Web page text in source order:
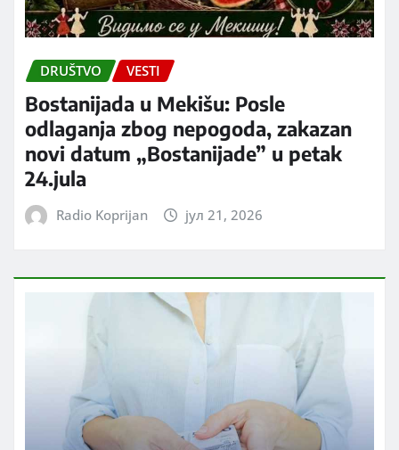
DRUŠTVO VESTI
Bostanijada u Mekišu: Posle
odlaganja zbog nepogoda, zakazan
novi datum „Bostanijade” u petak
24.jula
Radio Koprijan јул 21, 2026